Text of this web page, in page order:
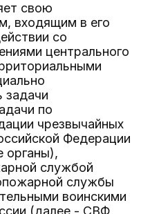
свою
входящим в его
со
центрального
задачи
по
чрезвычайных
Федерации
органы),
службой
службы
воинскими
(далее - СВФ